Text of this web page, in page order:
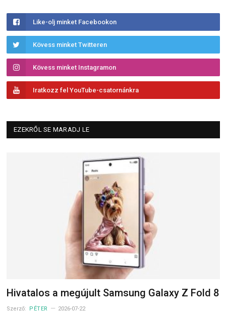
Like-olj minket Facebookon
Kövess minket Twitteren
Kövess minket Instagramon
Iratkozz fel YouTube-csatornánkra
EZEKRŐL SE MARADJ LE
Hivatalos a megújult Samsung Galaxy Z Fold 8
Szerző: PÉTER 2026-07-22